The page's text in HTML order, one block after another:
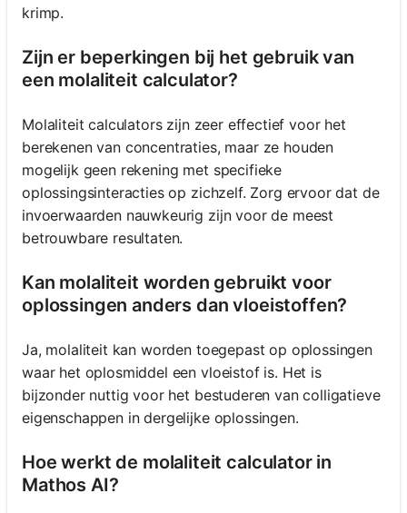
krimp.
Zijn er beperkingen bij het gebruik van
een molaliteit calculator?
Molaliteit calculators zijn zeer effectief voor het
berekenen van concentraties, maar ze houden
mogelijk geen rekening met specifieke
oplossingsinteracties op zichzelf. Zorg ervoor dat de
invoerwaarden nauwkeurig zijn voor de meest
betrouwbare resultaten.
Kan molaliteit worden gebruikt voor
oplossingen anders dan vloeistoffen?
Ja, molaliteit kan worden toegepast op oplossingen
waar het oplosmiddel een vloeistof is. Het is
bijzonder nuttig voor het bestuderen van colligatieve
eigenschappen in dergelijke oplossingen.
Hoe werkt de molaliteit calculator in
Mathos AI?